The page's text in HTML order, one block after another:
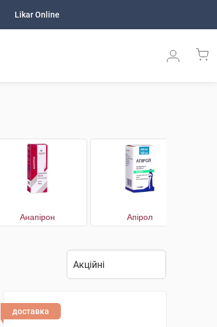
Likar Online
Анапірон Апірол
доставка